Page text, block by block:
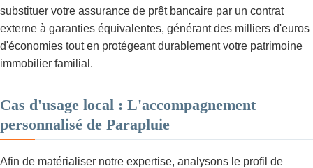
substituer votre assurance de prêt bancaire par un contrat
externe à garanties équivalentes, générant des milliers d'euros
d'économies tout en protégeant durablement votre patrimoine
immobilier familial.
Cas d'usage local : L'accompagnement
personnalisé de Parapluie
Afin de matérialiser notre expertise, analysons le profil de